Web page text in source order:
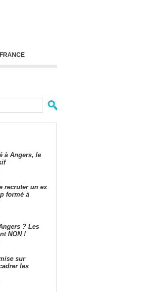
à Angers, le
recruter un ex
formé à
? Les
NON !
sur
les